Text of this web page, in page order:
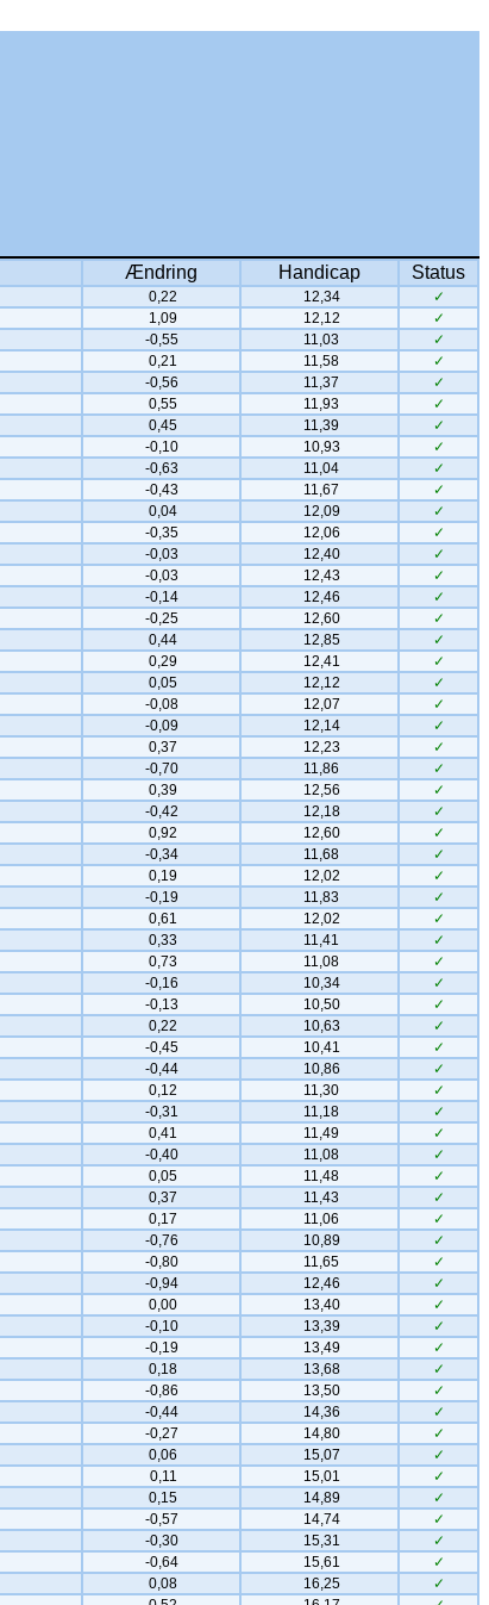
Ændring Handicap Status
0,22 12,34
✓
1,09 12,12
✓
-0,55 11,03
✓
0,21 11,58
✓
-0,56 11,37
✓
0,55 11,93
✓
0,45 11,39
✓
-0,10 10,93
✓
-0,63 11,04
✓
-0,43 11,67
✓
0,04 12,09
✓
-0,35 12,06
✓
-0,03 12,40
✓
-0,03 12,43
✓
-0,14 12,46
✓
-0,25 12,60
✓
0,44 12,85
✓
0,29 12,41
✓
0,05 12,12
✓
-0,08 12,07
✓
-0,09 12,14
✓
0,37 12,23
✓
-0,70 11,86
✓
0,39 12,56
✓
-0,42 12,18
✓
0,92 12,60
✓
-0,34 11,68
✓
0,19 12,02
✓
-0,19 11,83
✓
0,61 12,02
✓
0,33 11,41
✓
0,73 11,08
✓
-0,16 10,34
✓
-0,13 10,50
✓
0,22 10,63
✓
-0,45 10,41
✓
-0,44 10,86
✓
0,12 11,30
✓
-0,31 11,18
✓
0,41 11,49
✓
-0,40 11,08
✓
0,05 11,48
✓
0,37 11,43
✓
0,17 11,06
✓
-0,76 10,89
✓
-0,80 11,65
✓
-0,94 12,46
✓
0,00 13,40
✓
-0,10 13,39
✓
-0,19 13,49
✓
0,18 13,68
✓
-0,86 13,50
✓
-0,44 14,36
✓
-0,27 14,80
✓
0,06 15,07
✓
0,11 15,01
✓
0,15 14,89
✓
-0,57 14,74
✓
-0,30 15,31
✓
-0,64 15,61
✓
0,08 16,25
✓